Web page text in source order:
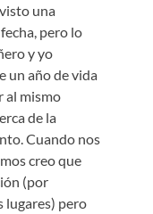
una
pero lo
y yo
un año de vida
al mismo
de la
Cuando nos
creo que
(por
lugares) pero